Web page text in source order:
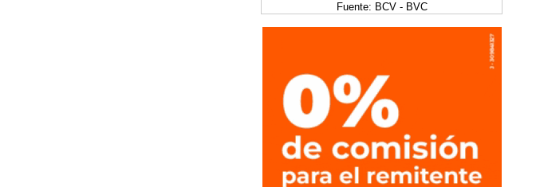
Fuente: BCV - BVC